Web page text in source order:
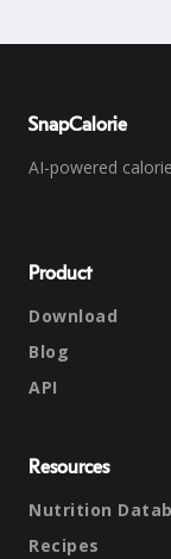
SnapCalorie
AI-powered
Product
Download
Blog
API
Resources
Nutrition
Recipes